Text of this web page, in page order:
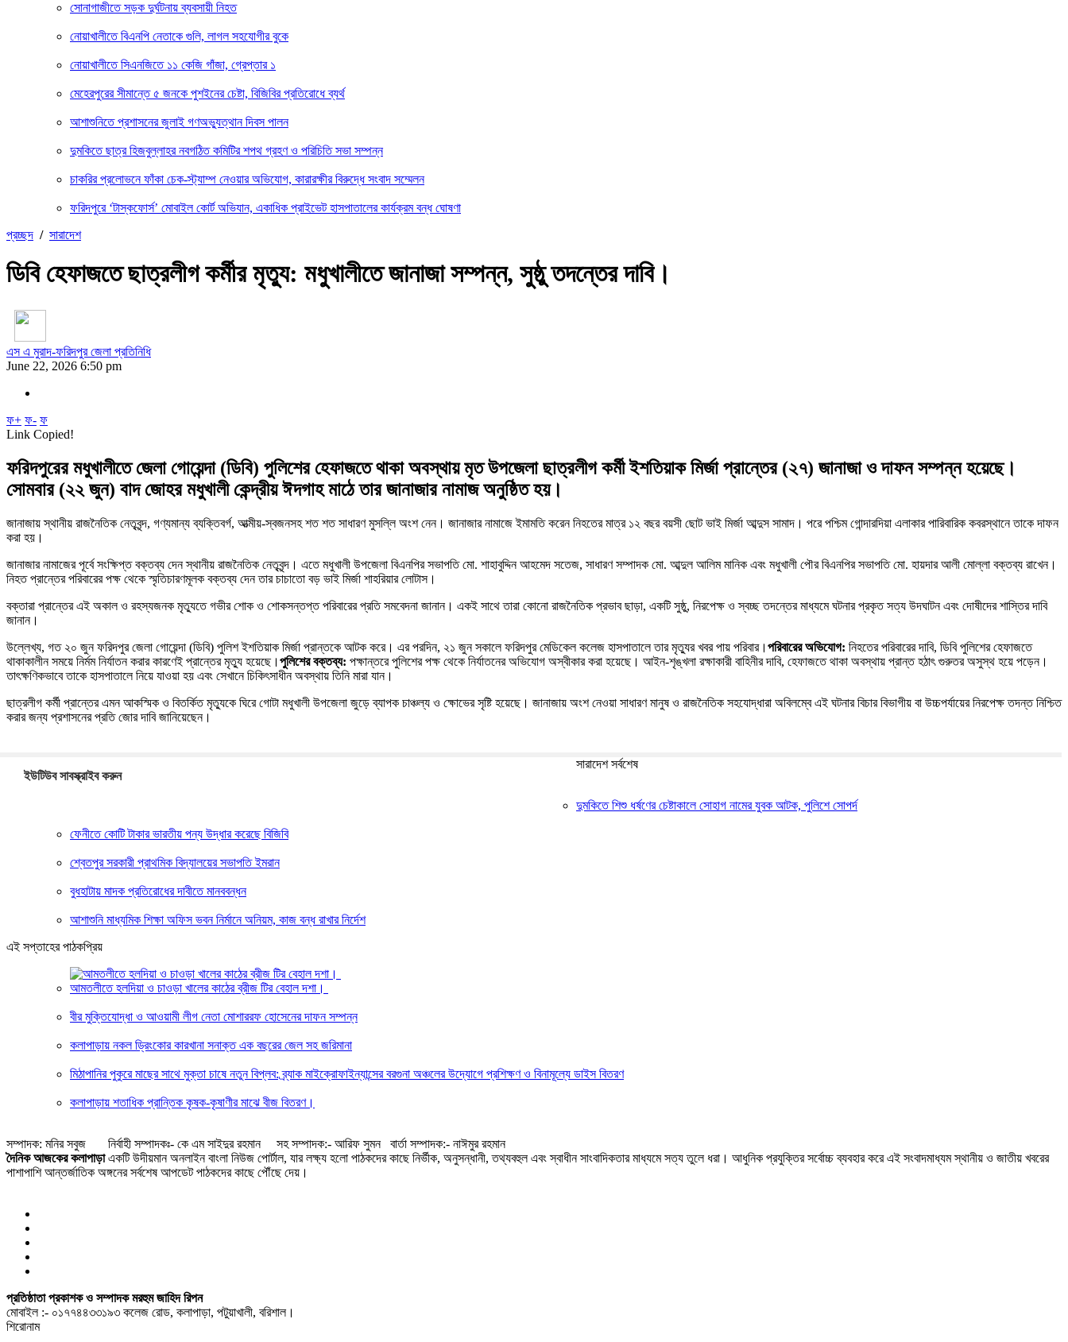
সোনাগাজীতে সড়ক দুর্ঘটনায় ব্যবসায়ী নিহত
নোয়াখালীতে বিএনপি নেতাকে গুলি, লাগল সহযোগীর বুকে
নোয়াখালীতে সিএনজিতে ১১ কেজি গাঁজা, গ্রেপ্তার ১
মেহেরপুরের সীমান্তে ৫ জনকে পুশইনের চেষ্টা, বিজিবির প্রতিরোধে ব্যর্থ
আশাশুনিতে প্রশাসনের জুলাই গণঅভ্যুত্থান দিবস পালন
দুমকিতে ছাত্র হিজবুল্লাহর নবগঠিত কমিটির শপথ গ্রহণ ও পরিচিতি সভা সম্পন্ন
চাকরির প্রলোভনে ফাঁকা চেক-স্ট্যাম্প নেওয়ার অভিযোগ, কারারক্ষীর বিরুদ্ধে সংবাদ সম্মেলন
ফরিদপুরে ‘টাস্কফোর্স’ মোবাইল কোর্ট অভিযান, একাধিক প্রাইভেট হাসপাতালের কার্যক্রম বন্ধ ঘোষণা
প্রচ্ছদ / সারাদেশ
ডিবি হেফাজতে ছাত্রলীগ কর্মীর মৃত্যু: মধুখালীতে জানাজা সম্পন্ন, সুষ্ঠু তদন্তের দাবি।
এস এ মুরাদ-ফরিদপুর জেলা প্রতিনিধি
June 22, 2026 6:50 pm
ফ+ ফ- ফ
Link Copied!
ফরিদপুরের মধুখালীতে জেলা গোয়েন্দা (ডিবি) পুলিশের হেফাজতে থাকা অবস্থায় মৃত উপজেলা ছাত্রলীগ কর্মী ইশতিয়াক মির্জা প্রান্তের (২৭) জানাজা ও দাফন সম্পন্ন হয়েছে।
সোমবার (২২ জুন) বাদ জোহর মধুখালী কেন্দ্রীয় ঈদগাহ মাঠে তার জানাজার নামাজ অনুষ্ঠিত হয়।
​জানাজায় স্থানীয় রাজনৈতিক নেতৃবৃন্দ, গণ্যমান্য ব্যক্তিবর্গ, আত্মীয়-স্বজনসহ শত শত সাধারণ মুসল্লি অংশ নেন। জানাজার নামাজে ইমামতি করেন নিহতের মাত্র ১২ বছর বয়সী ছোট ভাই মির্জা আব্দুস সামাদ। পরে পশ্চিম গোন্দারদিয়া এলাকার পারিবারিক কবরস্থানে তাকে দাফন
করা হয়।
​জানাজার নামাজের পূর্বে সংক্ষিপ্ত বক্তব্য দেন স্থানীয় রাজনৈতিক নেতৃবৃন্দ। এতে মধুখালী উপজেলা বিএনপির সভাপতি মো. শাহাবুদ্দিন আহমেদ সতেজ, সাধারণ সম্পাদক মো. আব্দুল আলিম মানিক এবং মধুখালী পৌর বিএনপির সভাপতি মো. হায়দার আলী মোল্লা বক্তব্য রাখেন।
নিহত প্রান্তের পরিবারের পক্ষ থেকে স্মৃতিচারণমূলক বক্তব্য দেন তার চাচাতো বড় ভাই মির্জা শাহরিয়ার লোটাস।
​বক্তারা প্রান্তের এই অকাল ও রহস্যজনক মৃত্যুতে গভীর শোক ও শোকসন্তপ্ত পরিবারের প্রতি সমবেদনা জানান। একই সাথে তারা কোনো রাজনৈতিক প্রভাব ছাড়া, একটি সুষ্ঠু, নিরপেক্ষ ও স্বচ্ছ তদন্তের মাধ্যমে ঘটনার প্রকৃত সত্য উদঘাটন এবং দোষীদের শাস্তির দাবি
জানান।
​উল্লেখ্য, গত ২০ জুন ফরিদপুর জেলা গোয়েন্দা (ডিবি) পুলিশ ইশতিয়াক মির্জা প্রান্তকে আটক করে। এর পরদিন, ২১ জুন সকালে ফরিদপুর মেডিকেল কলেজ হাসপাতালে তার মৃত্যুর খবর পায় পরিবার।​ পরিবারের অভিযোগ: নিহতের পরিবারের দাবি, ডিবি পুলিশের হেফাজতে
থাকাকালীন সময়ে নির্মম নির্যাতন করার কারণেই প্রান্তের মৃত্যু হয়েছে।​ পুলিশের বক্তব্য: পক্ষান্তরে পুলিশের পক্ষ থেকে নির্যাতনের অভিযোগ অস্বীকার করা হয়েছে। আইন-শৃঙ্খলা রক্ষাকারী বাহিনীর দাবি, হেফাজতে থাকা অবস্থায় প্রান্ত হঠাৎ গুরুতর অসুস্থ হয়ে পড়েন।
তাৎক্ষণিকভাবে তাকে হাসপাতালে নিয়ে যাওয়া হয় এবং সেখানে চিকিৎসাধীন অবস্থায় তিনি মারা যান।
​ছাত্রলীগ কর্মী প্রান্তের এমন আকস্মিক ও বিতর্কিত মৃত্যুকে ঘিরে গোটা মধুখালী উপজেলা জুড়ে ব্যাপক চাঞ্চল্য ও ক্ষোভের সৃষ্টি হয়েছে। জানাজায় অংশ নেওয়া সাধারণ মানুষ ও রাজনৈতিক সহযোদ্ধারা অবিলম্বে এই ঘটনার বিচার বিভাগীয় বা উচ্চপর্যায়ের নিরপেক্ষ তদন্ত নিশ্চিত
করার জন্য প্রশাসনের প্রতি জোর দাবি জানিয়েছেন।
ইউটিউব সাবস্ক্রাইব করুন
সারাদেশ সর্বশেষ
দুমকিতে শিশু ধর্ষণের চেষ্টাকালে সোহাগ নামের যুবক আটক, পুলিশে সোপর্দ
ফেনীতে কোটি টাকার ভারতীয় পন্য উদ্ধার করেছে বিজিবি
শ্বেতপুর সরকারী প্রাথমিক বিদ্যালয়ের সভাপতি ইমরান
বুধহাটায় মাদক প্রতিরোধের দাবীতে মানববন্ধন
আশাশুনি মাধ্যমিক শিক্ষা অফিস ভবন নির্মানে অনিয়ম, কাজ বন্ধ রাখার নির্দেশ
এই সপ্তাহের পাঠকপ্রিয়
আমতলীতে হলদিয়া ও চাওড়া খালের কাঠের ব্রীজ টির বেহাল দশা।
বীর মুক্তিযোদ্ধা ও আওয়ামী লীগ নেতা মোশাররফ হোসেনের দাফন সম্পন্ন
কলাপাড়ায় নকল ড্রিংকোর কারখানা সনাক্ত এক বছরের জেল সহ জরিমানা
মিঠাপানির পুকুরে মাছের সাথে মুক্তা চাষে নতুন বিপ্লব: ব্র্যাক মাইক্রোফাইন্যান্সের বরগুনা অঞ্চলের উদ্যোগে প্রশিক্ষণ ও বিনামূল্যে ডাইস বিতরণ
কলাপাড়ায় শতাধিক প্রান্তিক কৃষক-কৃষাণীর মাঝে বীজ বিতরণ।
সম্পাদক: মনির সবুজ নির্বাহী সম্পাদকঃ- কে এম সাইদুর রহমান সহ সম্পাদক:- আরিফ সুমন বার্তা সম্পাদক:- নাঈমুর রহমান
দৈনিক আজকের কলাপাড়াএকটি উদীয়মান অনলাইন বাংলা নিউজ পোর্টাল, যার লক্ষ্য হলো পাঠকদের কাছে নির্ভীক, অনুসন্ধানী, তথ্যবহুল এবং স্বাধীন সাংবাদিকতার মাধ্যমে সত্য তুলে ধরা। আধুনিক প্রযুক্তির সর্বোচ্চ ব্যবহার করে এই সংবাদমাধ্যম স্থানীয় ও জাতীয় খবরের
পাশাপাশি আন্তর্জাতিক অঙ্গনের সর্বশেষ আপডেট পাঠকদের কাছে পৌঁছে দেয়।
প্রতিষ্ঠাতা প্রকাশক ও সম্পাদক মরহুম জাহিদ রিপন
মোবাইল :- ০১৭৭৪৪৩৩১৯৩ কলেজ রোড, কলাপাড়া, পটুয়াখালী, বরিশাল।
শিরোনাম